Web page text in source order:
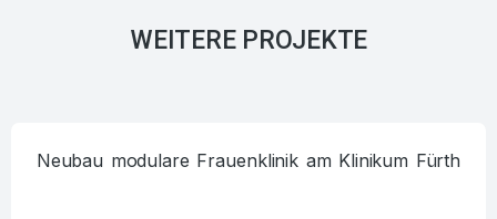
WEITERE PROJEKTE
Neubau modulare Frauenklinik am Klinikum Fürth